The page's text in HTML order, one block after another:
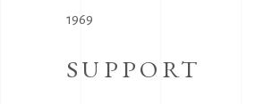
1969
SUPPORT